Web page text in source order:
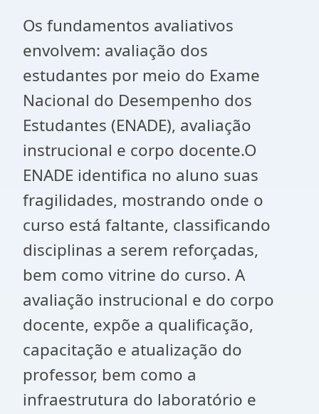
Os fundamentos avaliativos
envolvem: avaliação dos
estudantes por meio do Exame
Nacional do Desempenho dos
Estudantes (ENADE), avaliação
instrucional e corpo docente.O
ENADE identifica no aluno suas
fragilidades, mostrando onde o
curso está faltante, classificando
disciplinas a serem reforçadas,
bem como vitrine do curso. A
avaliação instrucional e do corpo
docente, expõe a qualificação,
capacitação e atualização do
professor, bem como a
infraestrutura do laboratório e